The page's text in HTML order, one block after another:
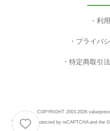
利
プライバ
特定商取引
COPYRIGHT 2003-2026
This site is protected by reCAPTCHA and the